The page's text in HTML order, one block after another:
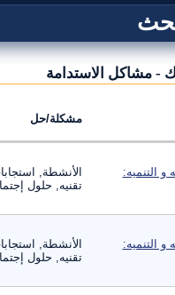
- مشاكل الاستدامة
مشكلة/حل
التنميه:
الأنشطة,
تقنيه, حلول
التنميه:
الأنشطة,
تقنيه, حلول